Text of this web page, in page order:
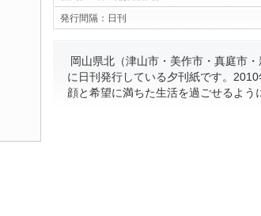
発行間隔： 日刊
岡山県北（津山市・美作市・真庭市
に日刊発行している夕刊紙です。
顔と希望に満ちた生活を過ごせるよう